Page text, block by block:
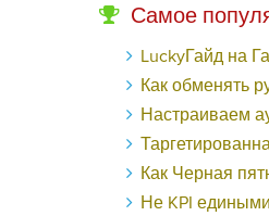
Самое
LuckyГайд на Гардемакс с LuckyAds: 317 279 рублей
Как обменять рубли с карты Тинькофф на
Настраиваем аудиторный таргетинг в поисковой кампании
Таргетированная реклама в «Одноклассниках»: как ее
Как Черная пятница во «ВКонтакте» принесла магазину подарков 221
Не KPI едиными: каких маркетологов